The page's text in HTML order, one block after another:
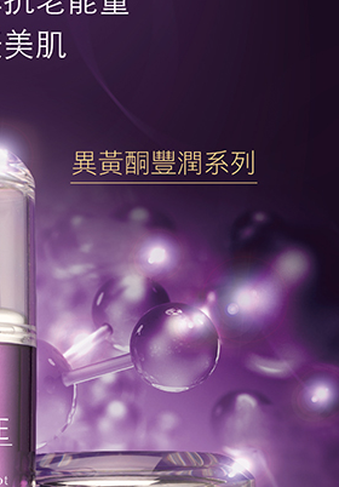
消。如遇「轉專審核」未通過狀況，表示未達
無法說明評估內容。
【繳款方式說明】
【注意事項】
1.本服務係由「台灣大哥大股份有限公司」
用戶於交易時，得透過本服務購買商品或服
款買賣價金債權讓與本公司後，依約使用本公
2.基於同意付款使用「大哥付你分期」之契
資料（包含姓名、電話或地址）提供予台灣
用，由本公司與您本人進行分期帳單所需資
3.完整用戶服務條款，請詳閱以下連結：
２．便利：只要手機號碼，簡訊認證，即可結
３．安心：先確認商品／服務後，再付款。
【「AFTEE先享後付」結帳流程】
１．於結帳方式選擇「AFTEE先享後付」後
２．訂單成立數日內，您將收到繳費通知簡訊
３．收到繳費通知簡訊後14天內，點擊此簡
※ 請注意：結帳手續完成當下不需立刻繳費
絡購買商品的店家。未經商家同意取消之訂
先享後付繳納相關費用。
※ 交易是否成功請以「AFTEE先享後付 」之
是否繳費成功／繳費後需取消欲退款等相關
付客戶支援中心」https://
【注意事項】
１．透過由恩沛科技股份有限公司提供之「
交易，需依本服務之必要範圍內提供個人資
求債權轉讓予恩沛科技股份有限公司。
２．關於個人資料處理事宜，請瀏覽以下網址
https://aftee.tw/terms/#terms3
元)。
ATM付款
貨到付款
全家取貨付款
每筆NT$90，滿NT$1,000(含以上)免運費
付款後全家取貨
每筆NT$90，滿NT$1,000(含以上)免運費
萊爾富取貨付款
每筆NT$90，滿NT$1,000(含以上)免運費
付款後萊爾富取貨
每筆NT$90，滿NT$1,000(含以上)免運費